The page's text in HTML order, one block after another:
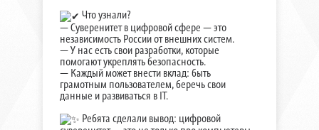
Что узнали?
— Суверенитет в цифровой сфере — это
независимость России от внешних систем.
— У нас есть свои разработки, которые
помогают укреплять безопасность.
— Каждый может внести вклад: быть
грамотным пользователем, беречь свои
данные и развиваться в IT.
Ребята сделали вывод: цифровой